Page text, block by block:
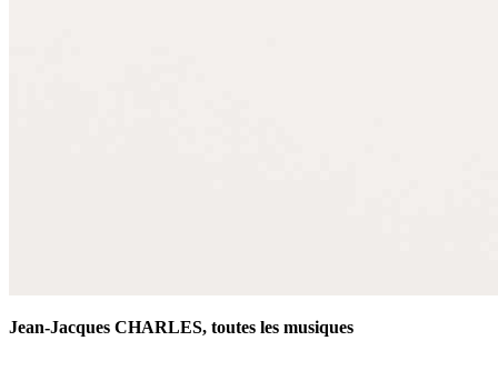
Jean-Jacques CHARLES, toutes les musiques